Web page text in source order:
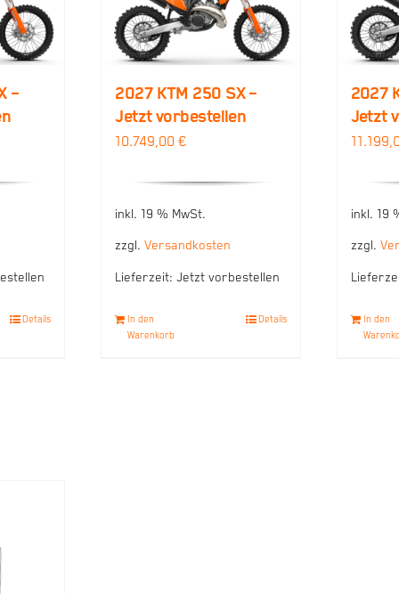
–
Details
2027 KTM 250 SX –
Jetzt vorbestellen
10.749,00€
inkl. 19 % MwSt.
zzgl.Versandkosten
Lieferzeit:Jetzt vorbestellen
In den
Warenkorb
Details
2027
Jetzt
inkl. 19
zzgl.
In den